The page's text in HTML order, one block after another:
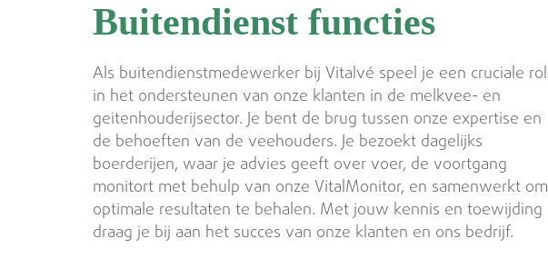
Buitendienst functies
Als buitendienstmedewerker bij Vitalvé speel je een cruciale rol
in het ondersteunen van onze klanten in de melkvee- en
geitenhouderijsector. Je bent de brug tussen onze expertise en
de behoeften van de veehouders. Je bezoekt dagelijks
boerderijen, waar je advies geeft over voer, de voortgang
monitort met behulp van onze VitalMonitor, en samenwerkt om
optimale resultaten te behalen. Met jouw kennis en toewijding
draag je bij aan het succes van onze klanten en ons bedrijf.